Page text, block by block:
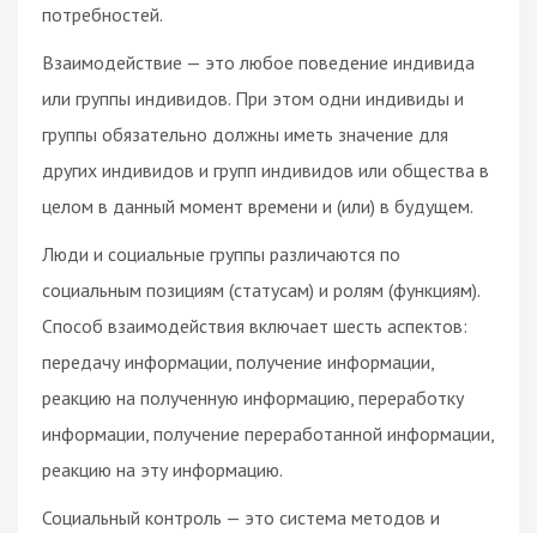
потребностей.
Взаимодействие — это любое поведение индивида
или группы индивидов. При этом одни индивиды и
группы обязательно должны иметь значение для
других индивидов и групп индивидов или общества в
целом в данный момент времени и (или) в будущем.
Люди и социальные группы различаются по
социальным позициям (статусам) и ролям (функциям).
Способ взаимодействия включает шесть аспектов:
передачу информации, получение информации,
реакцию на полученную информацию, переработку
информации, получение переработанной информации,
реакцию на эту информацию.
Социальный контроль — это система методов и